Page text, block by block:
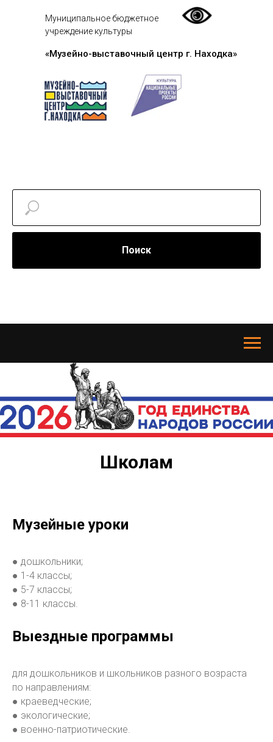
«Музейно-выставочный центр г. Находка»
Муниципальное бюджетное
учреждение культуры
Поиск
Школам
Музейные уроки
● дошкольники;
● 1-4 классы;
● 5-7 классы;
● 8-11 классы.
Выездные программы
для дошкольников и школьников разного возраста
по направлениям:
● краеведческие;
● экологические;
● военно-патриотические.